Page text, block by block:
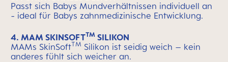
Passt sich Babys Mundverhältnissen individuell an
- ideal für Babys zahnmedizinische Entwicklung.
4. MAM SKINSOFTTM SILIKON
MAMs SkinSoftTM Silikon ist seidig weich – kein
anderes fühlt sich weicher an.